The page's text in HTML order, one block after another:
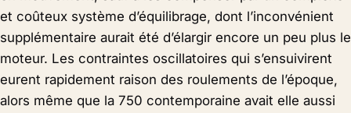
et coûteux système d’équilibrage, dont l’inconvénient
supplémentaire aurait été d’élargir encore un peu plus le
moteur. Les contraintes oscillatoires qui s’ensuivirent
eurent rapidement raison des roulements de l’époque,
alors même que la 750 contemporaine avait elle aussi